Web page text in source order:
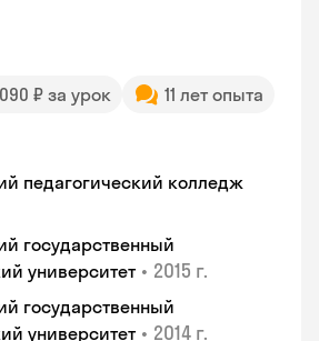
₽ за урок
11 лет опыта
педагогический колледж
государственный
университет • 2015 г.
государственный
университет • 2014 г.